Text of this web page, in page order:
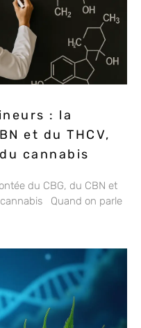
: la
et du THCV,
cannabis
du CBG, du CBN et
Quand on parle